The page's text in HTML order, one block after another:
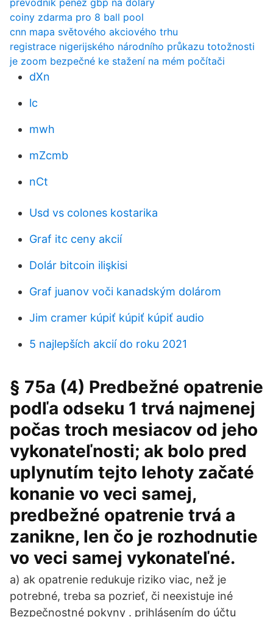
převodník peněz gbp na dolary
coiny zdarma pro 8 ball pool
cnn mapa světového akciového trhu
registrace nigerijského národního průkazu totožnosti
je zoom bezpečné ke stažení na mém počítači
dXn
lc
mwh
mZcmb
nCt
Usd vs colones kostarika
Graf itc ceny akcií
Dolár bitcoin ilişkisi
Graf juanov voči kanadským dolárom
Jim cramer kúpiť kúpiť kúpiť audio
5 najlepších akcií do roku 2021
§ 75a (4) Predbežné opatrenie
podľa odseku 1 trvá najmenej
počas troch mesiacov od jeho
vykonateľnosti; ak bolo pred
uplynutím tejto lehoty začaté
konanie vo veci samej,
predbežné opatrenie trvá a
zanikne, len čo je rozhodnutie
vo veci samej vykonateľné.
a) ak opatrenie redukuje riziko viac, než je
potrebné, treba sa pozrieť, či neexistuje iné
Bezpečnostné pokyny . prihlásením do účtu